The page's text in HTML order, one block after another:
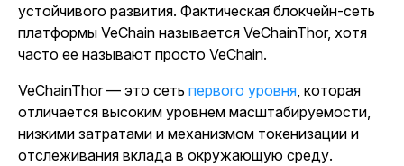
устойчивого развития. Фактическая блокчейн-сеть
платформы VeChain называется VeChainThor, хотя
часто ее называют просто VeChain.
VeChainThor — это сеть первого уровня, которая
отличается высоким уровнем масштабируемости,
низкими затратами и механизмом токенизации и
отслеживания вклада в окружающую среду.